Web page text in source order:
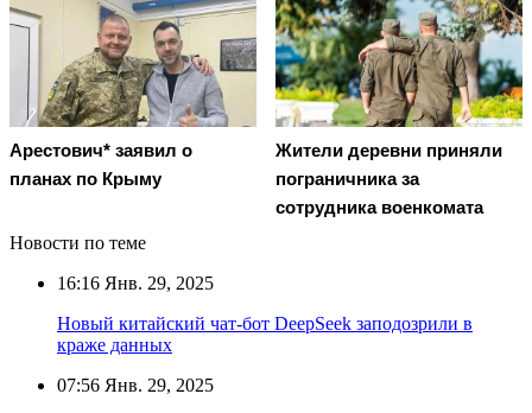
Арестович* заявил о
планах по Крыму
Жители деревни приняли
пограничника за
сотрудника военкомата
Новости по теме
16:16 Янв. 29, 2025
Новый китайский чат-бот DeepSeek заподозрили в
краже данных
07:56 Янв. 29, 2025